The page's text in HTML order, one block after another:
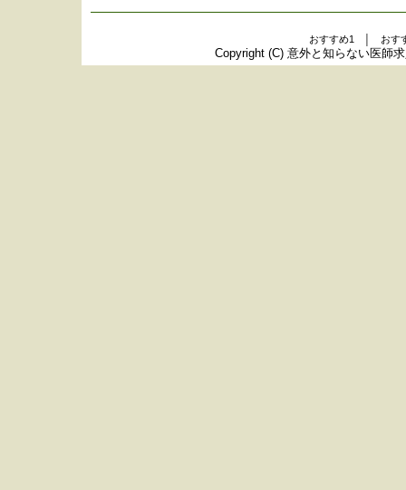
おすすめ1 │ お
Copyright (C) 意外と知らない医師